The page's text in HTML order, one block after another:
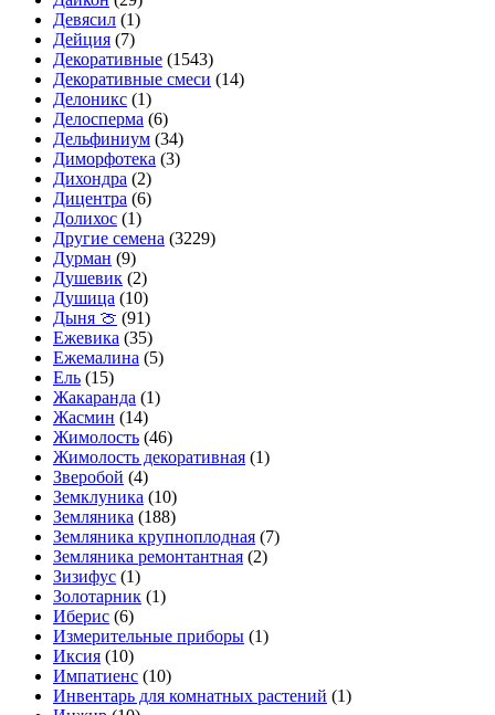
Девясил (1)
Дейция (7)
Декоративные (1543)
Декоративные смеси (14)
Делоникс (1)
Делосперма (6)
Дельфиниум (34)
Диморфотека (3)
Дихондра (2)
Дицентра (6)
Долихос (1)
Другие семена (3229)
Дурман (9)
Душевик (2)
Душица (10)
Дыня 🍈 (91)
Ежевика (35)
Ежемалина (5)
Ель (15)
Жакаранда (1)
Жасмин (14)
Жимолость (46)
Жимолость декоративная (1)
Зверобой (4)
Земклуника (10)
Земляника (188)
Земляника крупноплодная (7)
Земляника ремонтантная (2)
Зизифус (1)
Золотарник (1)
Иберис (6)
Измерительные приборы (1)
Иксия (10)
Импатиенс (10)
Инвентарь для комнатных растений (1)